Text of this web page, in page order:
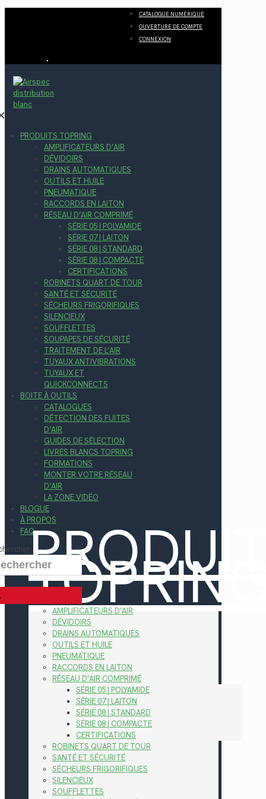
CATALOGUE NUMÉRIQUE
OUVERTURE DE COMPTE
CONNEXION
PRODUITS TOPRING
AMPLIFICATEURS D’AIR
DÉVIDOIRS
DRAINS AUTOMATIQUES
OUTILS ET HUILE
PNEUMATIQUE
RACCORDS EN LAITON
RÉSEAU D’AIR COMPRIMÉ
SÉRIE 05 | POLYAMIDE
SÉRIE 07 | LAITON
SÉRIE 08 | STANDARD
SÉRIE 08 | COMPACTE
CERTIFICATIONS
ROBINETS QUART DE TOUR
SANTÉ ET SÉCURITÉ
SÉCHEURS FRIGORIFIQUES
SILENCIEUX
SOUFFLETTES
SOUPAPES DE SÉCURITÉ
TRAITEMENT DE L’AIR
TUYAUX ANTIVIBRATIONS
TUYAUX ET
QUICKCONNECTS
BOITE À OUTILS
CATALOGUES
DÉTECTION DES FUITES
D’AIR
GUIDES DE SÉLECTION
LIVRES BLANCS TOPRING
FORMATIONS
MONTER VOTRE RÉSEAU
D’AIR
LA ZONE VIDÉO
BLOGUE
À PROPOS
FAQ
AMPLIFICATEURS D’AIR
DÉVIDOIRS
DRAINS AUTOMATIQUES
OUTILS ET HUILE
PNEUMATIQUE
RACCORDS EN LAITON
RÉSEAU D’AIR COMPRIMÉ
SÉRIE 05 | POLYAMIDE
SÉRIE 07 | LAITON
SÉRIE 08 | STANDARD
SÉRIE 08 | COMPACTE
CERTIFICATIONS
ROBINETS QUART DE TOUR
SANTÉ ET SÉCURITÉ
SÉCHEURS FRIGORIFIQUES
SILENCIEUX
SOUFFLETTES